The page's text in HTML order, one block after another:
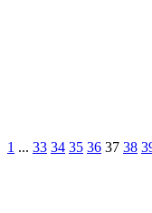
1 ... 33 34 35 36 37 38